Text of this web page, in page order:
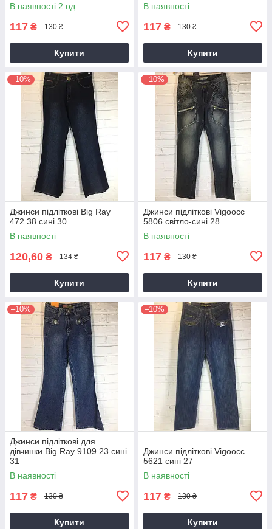
В наявності 2 од.
117 ₴ 130 ₴
Купити
В наявності
117 ₴ 130 ₴
Купити
–10%
Джинси підліткові Big Ray
472.38 сині 30
В наявності
120,60 ₴ 134 ₴
Купити
–10%
Джинси підліткові Vigoocc
5806 світло-сині 28
В наявності
117 ₴ 130 ₴
Купити
–10%
Джинси підліткові для
дівчинки Big Ray 9109.23 сині
31
В наявності
117 ₴ 130 ₴
Купити
–10%
Джинси підліткові Vigoocc
5621 сині 27
В наявності
117 ₴ 130 ₴
Купити